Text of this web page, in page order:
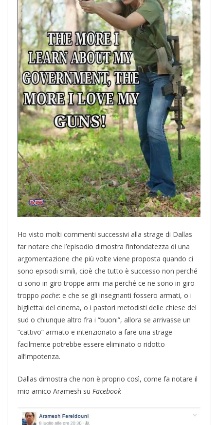
Ho visto molti commenti successivi alla strage di Dallas
far notare che l’episodio dimostra l’infondatezza di una
argomentazione che più volte viene proposta quando ci
sono episodi simili, cioè che tutto è successo non perché
ci sono in giro troppe armi ma perché ce ne sono in giro
troppo poche: e che se gli insegnanti fossero armati, o i
bigliettai del cinema, o i pastori metodisti delle chiese del
sud o chiunque altro fra i “buoni”, allora se arrivasse un
“cattivo” armato e intenzionato a fare una strage
facilmente potrebbe essere eliminato o ridotto
all’impotenza.
Dallas dimostra che non è proprio così, come fa notare il
mio amico Aramesh su Facebook